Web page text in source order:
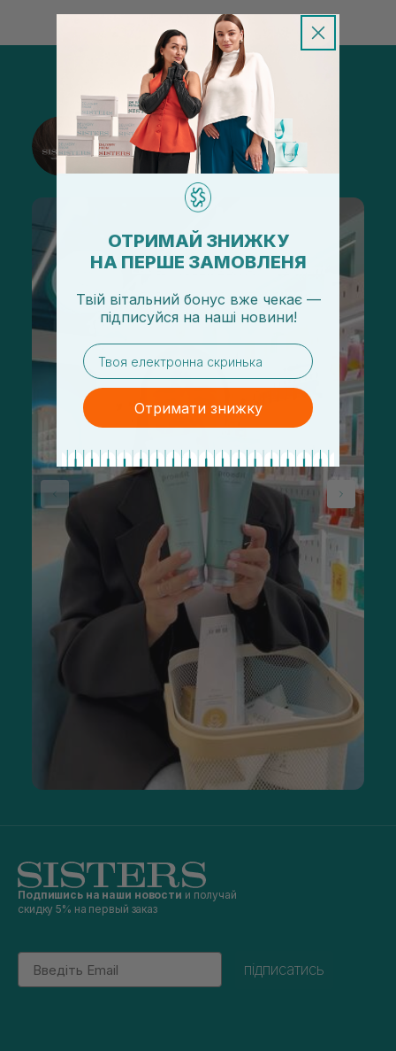
@sisters_stelmakh в Instagram
Подписаться
Подпишись на наши новости и получай
скидку 5% на первый заказ
Email
підписатись
ОТРИМАЙ ЗНИЖКУ
НА ПЕРШЕ ЗАМОВЛЕНЯ
Твій вітальний бонус вже чекає —
підписуйся на наші новини!
email
Отримати знижку